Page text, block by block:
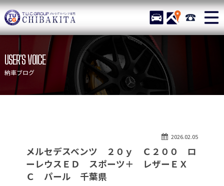
TUCグループ メルセデスベ
STOCK ACCESS 043-
ニュース
在庫リスト
目玉車両一覧
店舗紹介
保証＆サービス
アクセスマップ
自動車保険
TUCとは？
リクルート
納車blog
USER'S VOICE
納車ブログ
2026.02.05
メルセデスベンツ ２０ｙ Ｃ２００ ロ
ーレウスＥＤ スポーツ＋ レザーＥＸ
Ｃ パール 千葉県